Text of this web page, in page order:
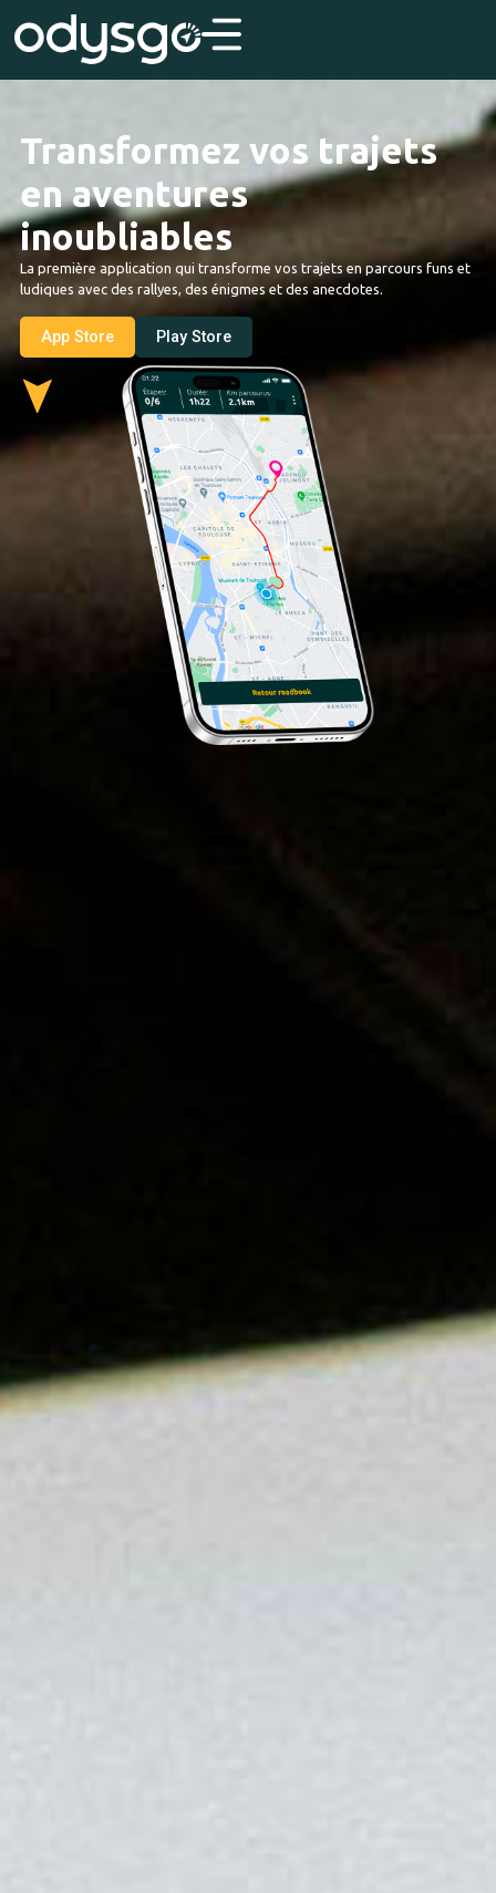
Transformez vos trajets
en aventures
inoubliables
La première application qui transforme vos trajets en parcours funs et
ludiques avec des rallyes, des énigmes et des anecdotes.
App Store Play Store